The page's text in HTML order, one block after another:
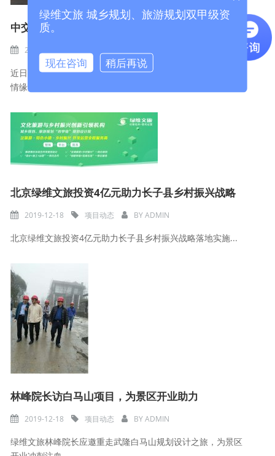
中交、中铁投资团考察白马山，绿维文旅董事长
2019-12-18
近日，中交集团和中铁集团投资人考察重庆市武隆白马山天尺
情缘景区。...
北京绿维文旅投资4亿元助力长子县乡村振兴战略
2019-12-18 项目动态 BYADMIN
北京绿维文旅投资4亿元助力长子县乡村振兴战略落地实施...
林峰院长访白马山项目，为景区开业助力
2019-12-18 项目动态 BYADMIN
绿维文旅林峰院长应邀重走武隆白马山规划设计之旅，为景区
绿维文旅 城乡规划、旅游规划双甲级资
质。
现在咨询 稍后再说